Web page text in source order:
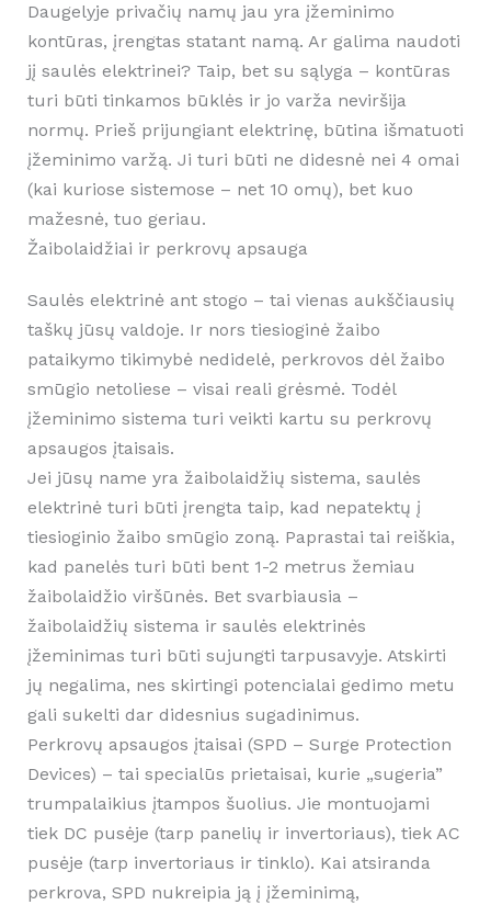
Daugelyje privačių namų jau yra įžeminimo
kontūras, įrengtas statant namą. Ar galima naudoti
jį saulės elektrinei? Taip, bet su sąlyga – kontūras
turi būti tinkamos būklės ir jo varža neviršija
normų. Prieš prijungiant elektrinę, būtina išmatuoti
įžeminimo varžą. Ji turi būti ne didesnė nei 4 omai
(kai kuriose sistemose – net 10 omų), bet kuo
mažesnė, tuo geriau.
Žaibolaidžiai ir perkrovų apsauga
Saulės elektrinė ant stogo – tai vienas aukščiausių
taškų jūsų valdoje. Ir nors tiesioginė žaibo
pataikymo tikimybė nedidelė, perkrovos dėl žaibo
smūgio netoliese – visai reali grėsmė. Todėl
įžeminimo sistema turi veikti kartu su perkrovų
apsaugos įtaisais.
Jei jūsų name yra žaibolaidžių sistema, saulės
elektrinė turi būti įrengta taip, kad nepatektų į
tiesioginio žaibo smūgio zoną. Paprastai tai reiškia,
kad panelės turi būti bent 1-2 metrus žemiau
žaibolaidžio viršūnės. Bet svarbiausia –
žaibolaidžių sistema ir saulės elektrinės
įžeminimas turi būti sujungti tarpusavyje. Atskirti
jų negalima, nes skirtingi potencialai gedimo metu
gali sukelti dar didesnius sugadinimus.
Perkrovų apsaugos įtaisai (SPD – Surge Protection
Devices) – tai specialūs prietaisai, kurie „sugeria”
trumpalaikius įtampos šuolius. Jie montuojami
tiek DC pusėje (tarp panelių ir invertoriaus), tiek AC
pusėje (tarp invertoriaus ir tinklo). Kai atsiranda
perkrova, SPD nukreipia ją į įžeminimą,